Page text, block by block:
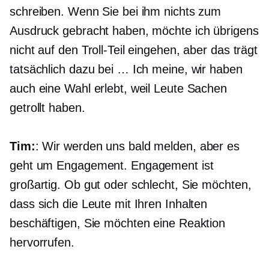
schreiben. Wenn Sie bei ihm nichts zum
Ausdruck gebracht haben, möchte ich übrigens
nicht auf den Troll-Teil eingehen, aber das trägt
tatsächlich dazu bei … Ich meine, wir haben
auch eine Wahl erlebt, weil Leute Sachen
getrollt haben.
Tim:: Wir werden uns bald melden, aber es
geht um Engagement. Engagement ist
großartig. Ob gut oder schlecht, Sie möchten,
dass sich die Leute mit Ihren Inhalten
beschäftigen, Sie möchten eine Reaktion
hervorrufen.